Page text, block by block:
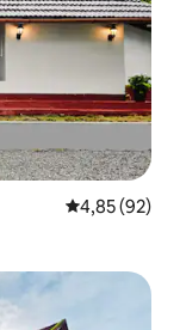
Gemiddelde
4,85 (92)